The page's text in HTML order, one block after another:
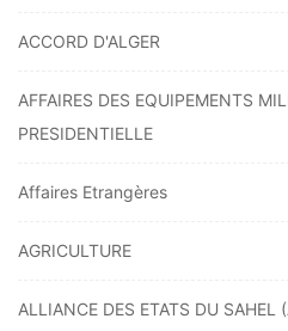
ACCORD D'ALGER
AFFAIRES DES EQUIPEMENTS
PRESIDENTIELLE
Affaires Etrangères
AGRICULTURE
ALLIANCE DES ETATS DU SAHEL